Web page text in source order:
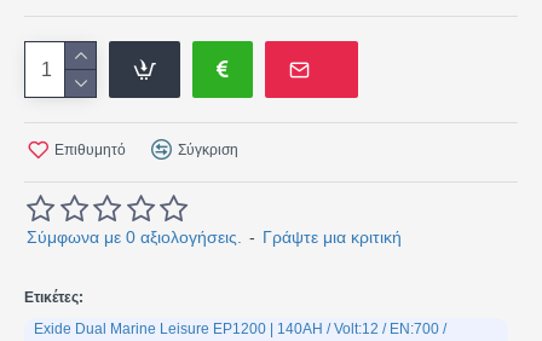
Σύμφωνα με 0 αξιολογήσεις. - Γράψτε μια κριτική
Επιθυμητό Σύγκριση
Ετικέτες:
Exide Dual Marine Leisure EP1200 | 140AH / Volt:12 / EN:700 /